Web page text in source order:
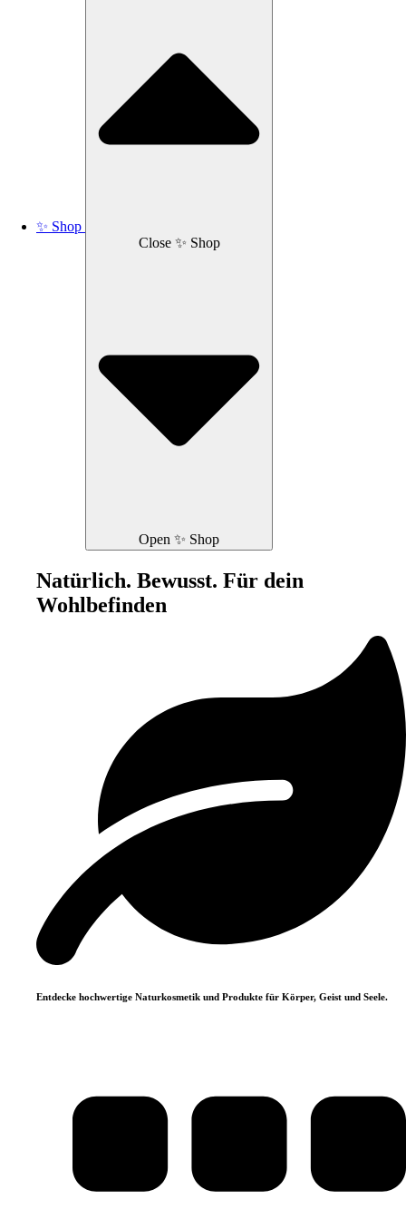
✨ Shop
Close ✨ Shop
Open ✨ Shop
Natürlich. Bewusst. Für dein
Wohlbefinden
Entdecke hochwertige Naturkosmetik und Produkte für Körper, Geist und Seele.